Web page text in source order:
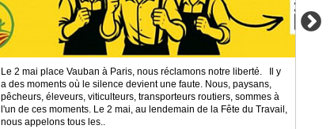
Le 2 mai place Vauban à Paris, nous réclamons notre liberté. Il y
a des moments où le silence devient une faute. Nous, paysans,
pêcheurs, éleveurs, viticulteurs, transporteurs routiers, sommes à
l'un de ces moments. Le 2 mai, au lendemain de la Fête du Travail,
nous appelons tous les..